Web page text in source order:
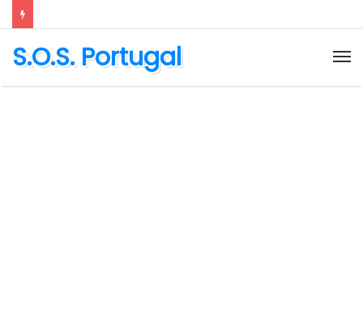
S.O.S. Portugal